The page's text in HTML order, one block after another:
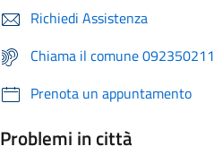
Richiedi Assistenza
Chiama il comune
Prenota un appuntamento
Problemi in città